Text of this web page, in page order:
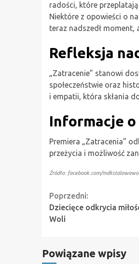
radości, które
Niektóre z opowieści o
teraz nadszedł moment,
Refleksja
„Zatracenie” stanowi
społeczeństwie oraz
i empatii, która skłania
Informacje
Premiera „Zatracenia”
przeżycia i możliwość
Źródło: facebook.com/
Continue
Reading
Poprzedni:
Dziecięce odkrycia
Woli
Powiązane wpisy